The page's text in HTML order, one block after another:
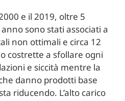
e il 2019, oltre 5
sono stati associati a
non ottimali e circa 12
costrette a sfollare ogni
e siccità mentre la
danno prodotti base
riducendo. L’alto carico